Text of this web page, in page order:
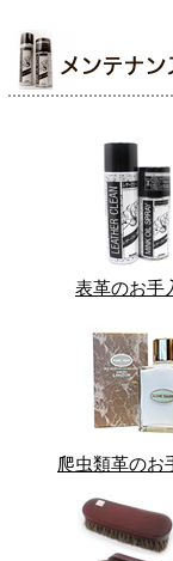
表革のお手
爬虫類革のお